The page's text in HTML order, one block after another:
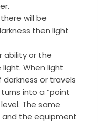
will be
then light
ability or the
When light
or travels
into a “point
The same
the equipment